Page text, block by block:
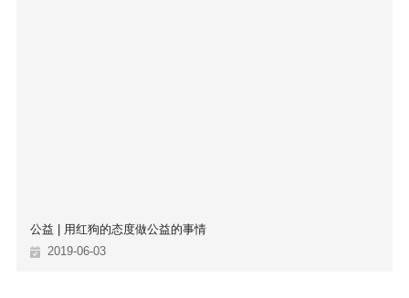
公益 | 用红狗的态度做公益的事情
2019-06-03